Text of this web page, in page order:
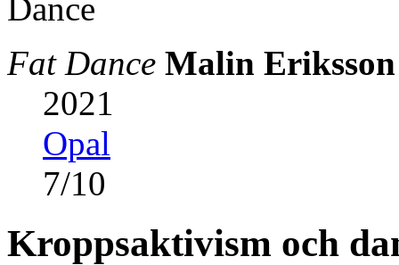
Fat Dance Malin
2021
Opal
7/10
Kroppsaktivism och